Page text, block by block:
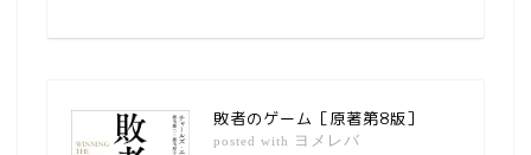
敗者のゲーム［原著第8版］
posted with ヨメレバ